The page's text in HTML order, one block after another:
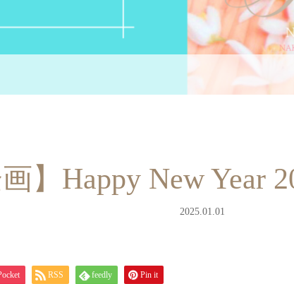
】Happy New Year
2025.01.01
RSS feedly Pin it